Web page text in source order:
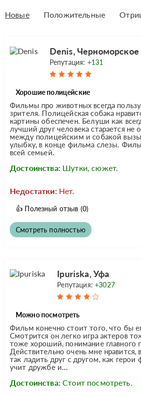
Новые Положительные
Denis, Черноморское
Репутация: +131
Хорошие полицейские
Фильмы про животных всегда
зрителя. Полицейская собака
картины обеспечен. Белуши как
лучший друг человека старается не
между полицейским и собакой
улыбку, в конце фильма слезы.
всей семьей.
Достоинства: Шутки, сюжет.
Недостатки: Нет.
👍 Полезный отзыв (0)
Смотреть полностью
Ipuriska, Уфа
Репутация:+3027
Можно посмотреть
Фильм конечно стоит того, что бы
Смотрится он легко игра актеров
тоже хороший, понимание главного
Действительно очень мне
так ладить друг с другом, как
учит дружбе и...
Достоинства: Стоит посмотреть.